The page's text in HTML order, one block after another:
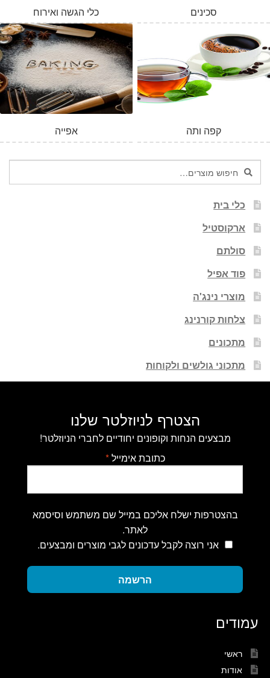
כלי הגשה ואירוח סכינים
אפייה קפה ותה
חיפוש
עבור:
חיפוש
כלי בית
ארקוסטיל
סולתם
פוד אפיל
מוצרי נינג'ה
צלחות קורנינג
מתכונים
מתכוני גולשים ולקוחות
הצטרף לניוזלטר שלנו
מבצעים הנחות וקופונים יחודיים לחברי הניוזלטר!
כתובת אימייל*
בהצטרפות ישלח אליכם במייל שם משתמש וסיסמא
לאתר.
אני רוצה לקבל עדכונים לגבי מוצרים ומבצעים.
הרשמה
עמודים
ראשי
אודות